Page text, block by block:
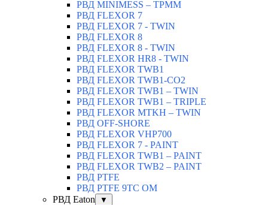
РВД MINIMESS – TPMM
РВД FLEXOR 7
РВД FLEXOR 7 - TWIN
РВД FLEXOR 8
РВД FLEXOR 8 - TWIN
РВД FLEXOR HR8 - TWIN
РВД FLEXOR TWB1
РВД FLEXOR TWB1-CO2
РВД FLEXOR TWB1 – TWIN
РВД FLEXOR TWB1 – TRIPLE
РВД FLEXOR MTKH – TWIN
РВД OFF-SHORE
РВД FLEXOR VHP700
РВД FLEXOR 7 - PAINT
РВД FLEXOR TWB1 – PAINT
РВД FLEXOR TWB2 – PAINT
РВД PTFE
РВД PTFE 9TC OM
РВД Eaton
▼